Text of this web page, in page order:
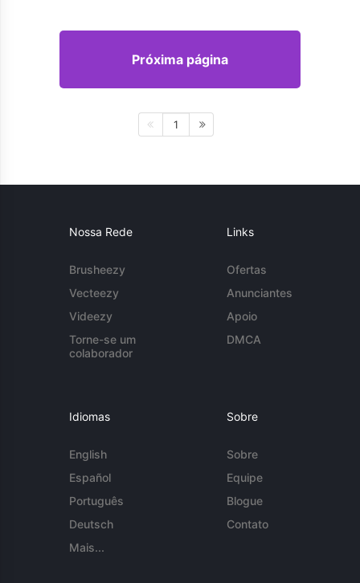
Próxima página
1
Nossa Rede
Brusheezy
Vecteezy
Videezy
Torne-se um
colaborador
Links
Ofertas
Anunciantes
Apoio
DMCA
Idiomas
English
Español
Português
Deutsch
Mais...
Sobre
Sobre
Equipe
Blogue
Contato